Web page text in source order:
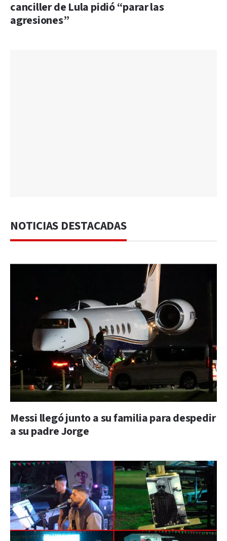
canciller de Lula pidió “parar las
agresiones”
NOTICIAS DESTACADAS
Messi llegó junto a su familia para despedir
a su padre Jorge